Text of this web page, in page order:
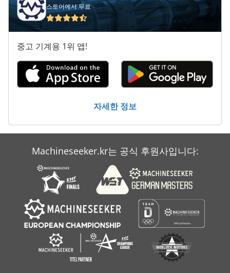
스토어에서 무료
중고 기계용 1위 앱!
자세한 정보
Machineseeker.kr는 공식 후원사입니다: